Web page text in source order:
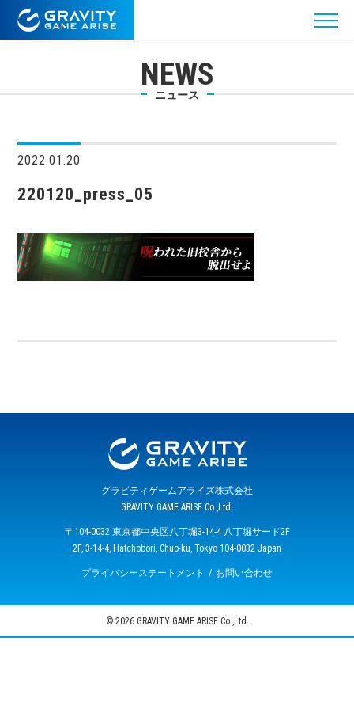
NEWS
ニュース
2022.01.20
220120_press_05
グラビティゲームアライズ株式会社
GRAVITY GAME ARISE Co.,Ltd.
〒104-0032 東京都中央区八丁堀3-14-4 八丁堀サード2F
2F, 3-14-4, Hatchobori, Chuo-ku, Tokyo 104-0032 Japan
プライバシーステートメント お問い合わせ
© 2026 GRAVITY GAME ARISE Co.,Ltd.